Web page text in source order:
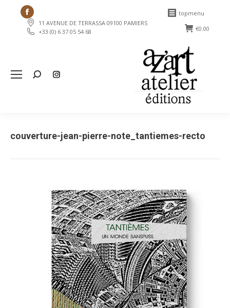
Facebook
page
opens
window
11 AVENUE DE TERRASSA 09100 PAMIERS
+33 (0) 6 37 05 54 68
topmenu
€0.00
Search:
couverture-jean-pierre-note_tantiemes-recto